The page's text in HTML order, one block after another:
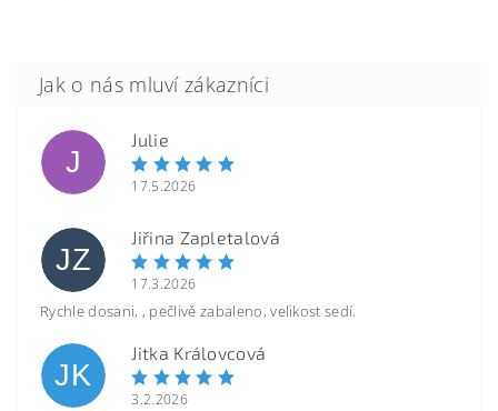
J
Julie
17.5.2026
JZ
Jiřina Zapletalová
17.3.2026
Rychle dosani, , pečlivě zabaleno, velikost sedí.
JK
Jitka Královcová
3.2.2026